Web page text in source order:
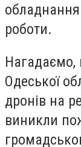
обладнання
роботи.
Нагадаємо,
Одеської
дронів на
виникли